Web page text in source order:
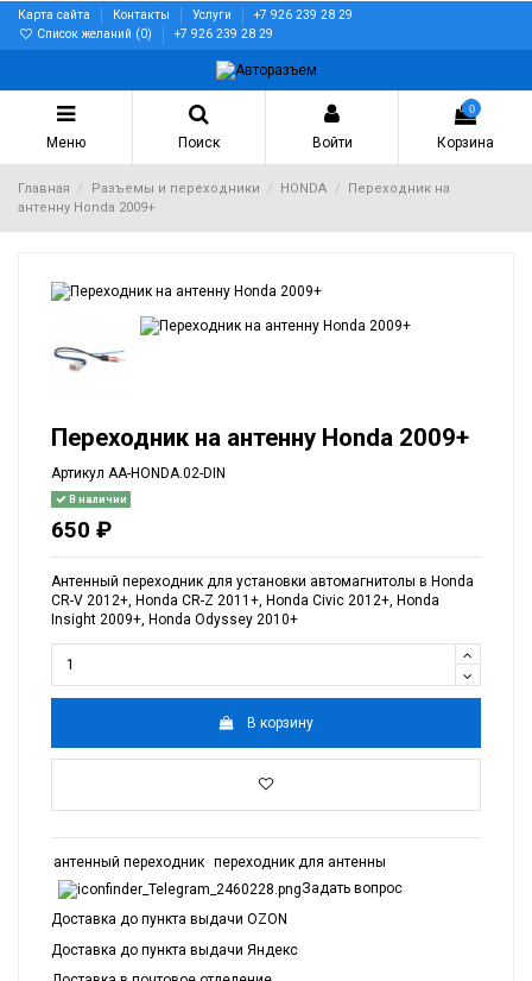
Карта сайта Контакты Услуги
+7 926 239 28 29
Список желаний (0) +7 926 239 28 29
Меню Поиск Войти
0
Корзина
Главная Разъемы и переходники HONDA
Переходник на
антенну Honda 2009+
Переходник на антенну Honda 2009+
Артикул AA-HONDA.02-DIN
В наличии
650 ₽
Антенный переходник для установки автомагнитолы в Honda
CR-V 2012+, Honda CR-Z 2011+, Honda Civic 2012+, Honda
Insight 2009+, Honda Odyssey 2010+
В корзину
антенный переходник переходник для антенны
Задать вопрос
Доставка до пункта выдачи OZON
Доставка до пункта выдачи Яндекс